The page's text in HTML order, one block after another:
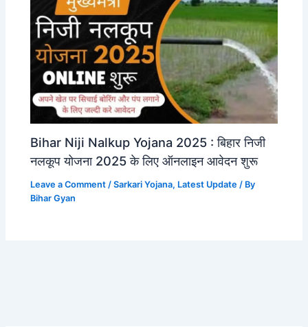
Bihar Niji Nalkup Yojana 2025 : बिहार निजी
नलकूप योजना 2025 के लिए ऑनलाइन आवेदन शुरू
Leave a Comment /Sarkari Yojana, Latest Update / By
Bihar Gyan